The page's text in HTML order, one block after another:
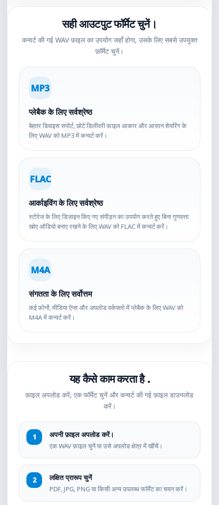
सही आउटपुट फॉर्मेट चुनें।
कन्वर्ट की गई WAV फ़ाइल का उपयोग जहाँ होगा, उसके लिए सबसे उपयुक्त
फ़ॉर्मेट चुनें।
MP3
प्लेबैक के लिए सर्वश्रेष्ठ
बेहतर डिवाइस सपोर्ट, छोटे डिलीवरी फ़ाइल आकार और आसान शेयरिंग के
लिए WAV को MP3 में कन्वर्ट करें।
FLAC
आर्काइविंग के लिए सर्वश्रेष्ठ
स्टोरेज के लिए डिज़ाइन किए गए संपीड़न का उपयोग करते हुए बिना गुणवत्ता
खोए ऑडियो बनाए रखने के लिए WAV को FLAC में कन्वर्ट करें।
M4A
संगतता के लिए सर्वोत्तम
कई फ़ोनों, मीडिया ऐप्स और अपलोड वर्कफ़्लो में प्लेबैक के लिए WAV को
M4A में कन्वर्ट करें।
यह कैसे काम करता है .
फ़ाइल अपलोड करें, एक फॉर्मेट चुनें और कन्वर्ट की गई फ़ाइल डाउनलोड
करें।
अपनी फ़ाइल अपलोड करें।
एक WAV फ़ाइल चुनें या उसे अपलोड क्षेत्र में खींचें।
लक्षित प्रारूप चुनें
PDF, JPG, PNG या किसी अन्य उपलब्ध फॉर्मेट का चयन करें।